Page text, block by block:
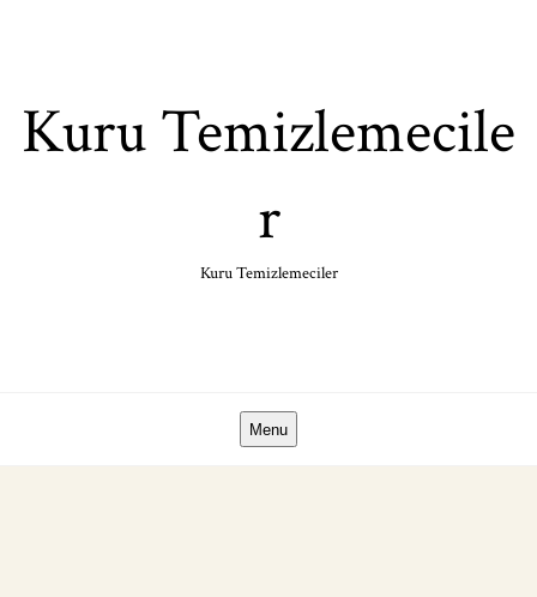
Kuru Temizlemecile
r
Kuru Temizlemeciler
Menu